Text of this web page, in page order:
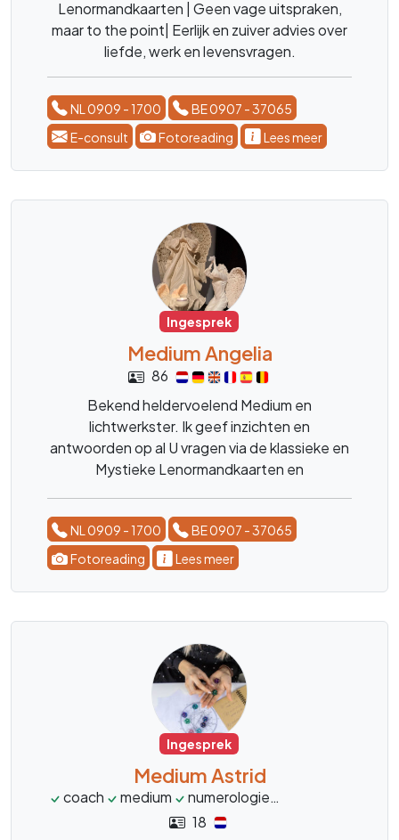
Lenormandkaarten | Geen vage uitspraken,
maar to the point| Eerlijk en zuiver advies over
liefde, werk en levensvragen.
NL 0909 - 1700
BE 0907 - 37065
E-consult
Fotoreading Lees meer
Ingesprek
Medium Angelia
86
Bekend heldervoelend Medium en
lichtwerkster. Ik geef inzichten en
antwoorden op al U vragen via de klassieke en
Mystieke Lenormandkaarten en
NL 0909 - 1700
BE 0907 - 37065
Fotoreading
Lees meer
Ingesprek
Medium Astrid
coach medium numerologie
18